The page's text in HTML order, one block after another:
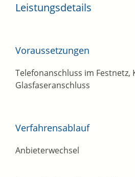
Leistungsdetails
Voraussetzungen
Telefonanschluss im Festnetz,
Glasfaseranschluss
Verfahrensablauf
Anbieterwechsel